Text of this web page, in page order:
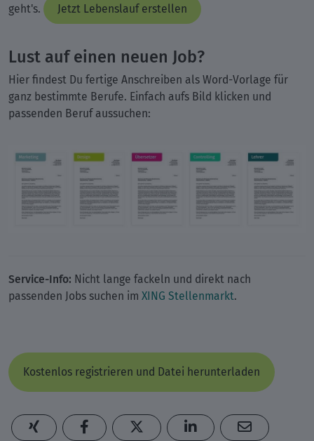
geht's. Jetzt Lebenslauf erstellen
Lust auf einen neuen Job?
Hier findest Du fertige Anschreiben als Word-Vorlage für
ganz bestimmte Berufe. Einfach aufs Bild klicken und
passenden Beruf aussuchen:
Service-Info: Nicht lange fackeln und direkt nach
passenden Jobs suchen im XING Stellenmarkt.
Kostenlos registrieren und Datei herunterladen